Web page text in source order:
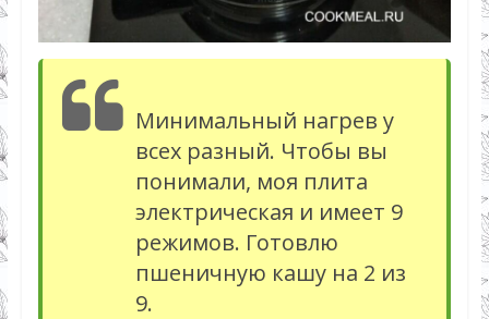
Минимальный нагрев у
всех разный. Чтобы вы
понимали, моя плита
электрическая и имеет 9
режимов. Готовлю
пшеничную кашу на 2 из
9.